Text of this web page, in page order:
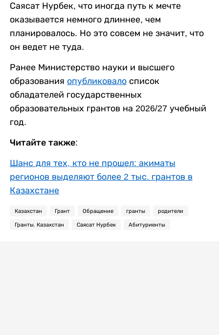
Саясат Нурбек, что иногда путь к мечте
оказывается немного длиннее, чем
планировалось. Но это совсем не значит, что
он ведет не туда.
Ранее Министерство науки и высшего
образования опубликовало список
обладателей государственных
образовательных грантов на 2026/27 учебный
год.
Читайте также:
Шанс для тех, кто не прошел: акиматы
регионов выделяют более 2 тыс. грантов в
Казахстане
Казахстан Грант Обращение гранты родители
Гранты. Казахстан Саясат Нурбек Абитуриенты